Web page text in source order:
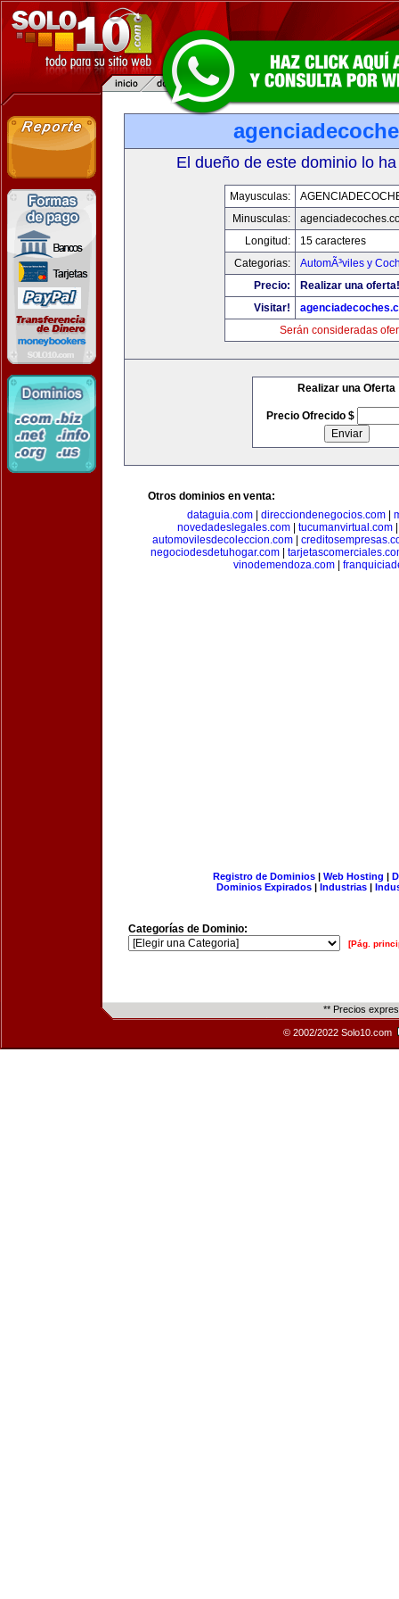
El dueño de este dominio lo
Mayusculas:
Minusculas:
Longitud:
15 caracteres
Categorias:
AutomÃ³viles y
Precio:
Realizar una oferta!
Visitar!
Serán consideradas
Realizar una Oferta
Precio Ofrecido $
Otros dominios en venta:
dataguia.com| direcciondenegocios.com|
novedadeslegales.com
tucumanvirtual.com
automovilesdecoleccion.com
negociodesdetuhogar.com
vinodemendoza.com|
Registro de Dominios| Web Hosting |
Dominios Expirados | Industrias |
Categorías de Dominio:
[Pág.
** Precios
© 2002/2022 Solo10.com